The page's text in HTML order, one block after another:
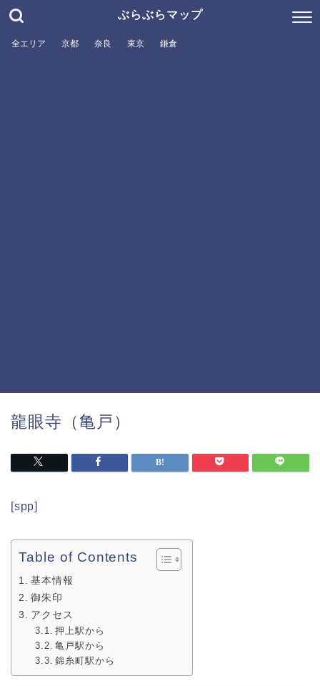
ぶらぶらマップ
全エリア 京都 奈良 東京 鎌倉
龍眼寺（亀戸）
[spp]
Table of Contents
基本情報
御朱印
アクセス
押上駅から
亀戸駅から
錦糸町駅から